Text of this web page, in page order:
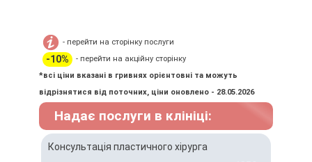
- перейти на сторінку послуги
-10%
- перейти на акційну сторінку
*всі ціни вказані в гривнях орієнтовні та можуть
відрізнятися від поточних, ціни оновлено - 28.05.2026
Надає послуги в клініці:
Консультація пластичного хірурга